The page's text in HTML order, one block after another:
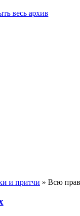
весь архив
и притчи » Всю